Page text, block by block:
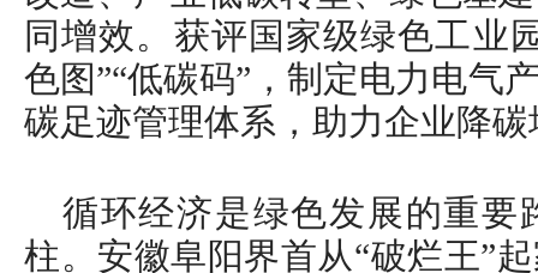
同增效。获评国家级绿色工业
色图”“低碳码”，制定电力电气
碳足迹管理体系，助力企业降
循环经济是绿色发展的重要
柱。安徽阜阳界首从“破烂王”